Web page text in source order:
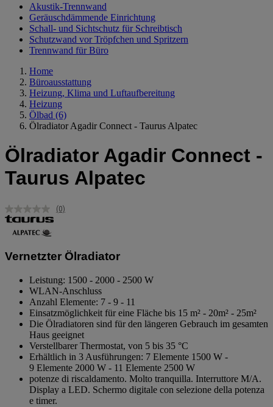
Akustik-Trennwand
Geräuschdämmende Einrichtung
Schall- und Sichtschutz für Schreibtisch
Schutzwand vor Tröpfchen und Spritzern
Trennwand für Büro
Home
Büroausstattung
Heizung, Klima und Luftaufbereitung
Heizung
Ölbad (6)
Ölradiator Agadir Connect - Taurus Alpatec
Ölradiator Agadir Connect -
Taurus Alpatec
Kein
derselben
Seite.
(0)
Vernetzter Ölradiator
Leistung: 1500 - 2000 - 2500 W
WLAN-Anschluss
Anzahl Elemente: 7 - 9 - 11
Einsatzmöglichkeit für eine Fläche bis 15 m² - 20m² - 25m²
Die Ölradiatoren sind für den längeren Gebrauch im gesamten
Haus geeignet
Verstellbarer Thermostat, von 5 bis 35 °C
Erhältlich in 3 Ausführungen: 7 Elemente 1500 W -
9 Elemente 2000 W - 11 Elemente 2500 W
potenze di riscaldamento. Molto tranquilla. Interruttore M/A.
Display a LED. Schermo digitale con selezione della potenza
e timer.